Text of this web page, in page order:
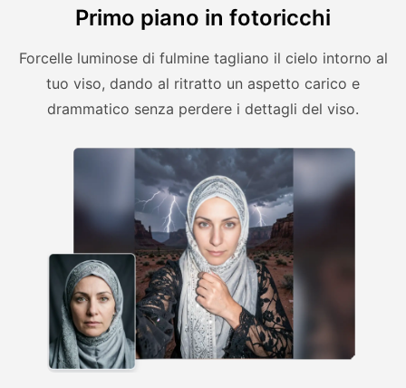
Primo piano in fotoricchi
Forcelle luminose di fulmine tagliano il cielo intorno al
tuo viso, dando al ritratto un aspetto carico e
drammatico senza perdere i dettagli del viso.